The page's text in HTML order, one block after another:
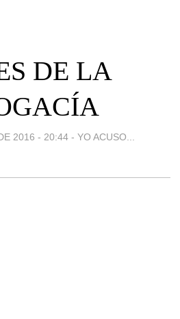
DE LA
2016 - 20:44 - YO ACUSO...